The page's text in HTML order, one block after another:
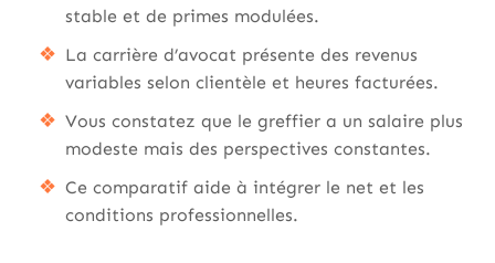
stable et de primes modulées.
La carrière d’avocat présente des revenus
variables selon clientèle et heures facturées.
Vous constatez que le greffier a un salaire plus
modeste mais des perspectives constantes.
Ce comparatif aide à intégrer le net et les
conditions professionnelles.